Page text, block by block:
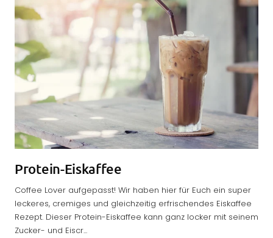
Protein-Eiskaffee
Coffee Lover aufgepasst! Wir haben hier für Euch ein super
leckeres, cremiges und gleichzeitig erfrischendes Eiskaffee
Rezept. Dieser Protein-Eiskaffee kann ganz locker mit seinem
Zucker- und Eiscr...